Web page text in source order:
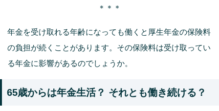
＊＊＊
年金を受け取れる年齢になっても働くと厚生年金の保険料
の負担が続くことがあります。その保険料は受け取ってい
る年金に影響があるのでしょうか。
65歳からは年金生活？ それとも働き続ける？